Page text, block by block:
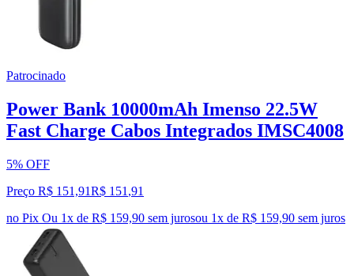
Patrocinado
Power Bank 10000mAh Imenso 22.5W
Fast Charge Cabos Integrados IMSC4008
5% OFF
Preço R$ 151,91R$ 151 ,91
no Pix Ou 1x de R$ 159,90 sem jurosou 1x de R$ 159,90 sem juros